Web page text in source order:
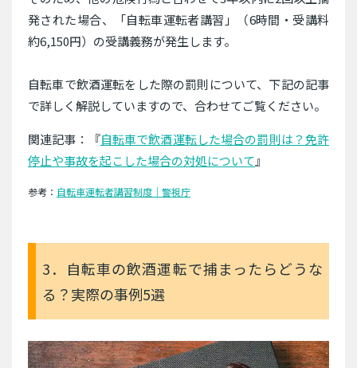
発された場合、「自転車運転者講習」（6時間・受講料
約6,150円）の受講義務が発生します。
自転車で飲酒運転をした際の罰則について、下記の記事
で詳しく解説していますので、合わせてご覧ください。
関連記事：『自転車で飲酒運転した場合の罰則は？免許
停止や事故を起こした場合の対処について』
参考： 自転車運転者講習制度｜警視庁
3．自転車の飲酒運転で捕まったらどうな
る？実際の事例5選